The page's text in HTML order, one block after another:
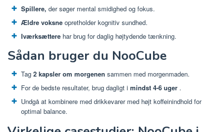
Spillere, der søger mental smidighed og fokus.
Ældre voksne opretholder kognitiv sundhed.
Iværksættere har brug for daglig højtydende tænkning.
Sådan bruger du NooCube
Tag 2 kapsler om morgenen sammen med morgenmaden.
For de bedste resultater, brug dagligt i mindst 4-6 uger .
Undgå at kombinere med drikkevarer med højt koffeinindhold for
optimal balance.